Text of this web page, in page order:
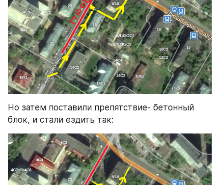
Но затем поставили препятствие- бетонный
блок, и стали ездить так: